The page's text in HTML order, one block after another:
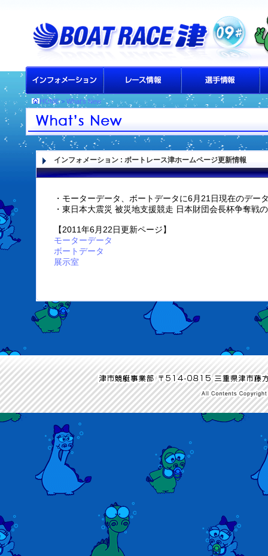
HOME> What's New
インフォメーション: ボートレース津ホームページ更新情報
・モーターデータ、ボートデータに6月21日現在のデー
・東日本大震災 被災地支援競走 日本財団会長杯争奪戦
【2011年6月22日更新ページ】
モーターデータ
ボートデータ
展示室